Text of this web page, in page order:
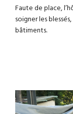
Faute de place,
soigner les
bâtiments.